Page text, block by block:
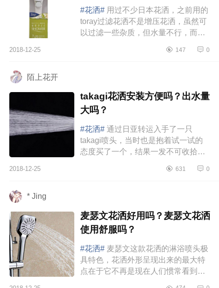
#花洒# 用过不少日本花洒，之前用的
toray过滤花洒不是增压花洒，虽然可
以过滤一些杂质，但水量不行，而且
堵塞；也有增压花洒比如uniwa...
2018-12-25 147 0
陌上花开
takagi花洒安装方便吗？出水量
大吗？
#花洒# 通过日亚转运入手了一只
takagi喷头，当时也是抱着试一试的
态度买了一个，结果一发不可收拾迅
很细但不是那种水很小冲到身上感
2018-12-25 631 0
* Jing
麦瑟文花洒好用吗？麦瑟文花洒
使用舒服吗？
#花洒# 麦瑟文这款花洒的淋浴喷头极
具特色，花洒外形呈现出来的最大特
点在于它不再是现在人们惯常看到的